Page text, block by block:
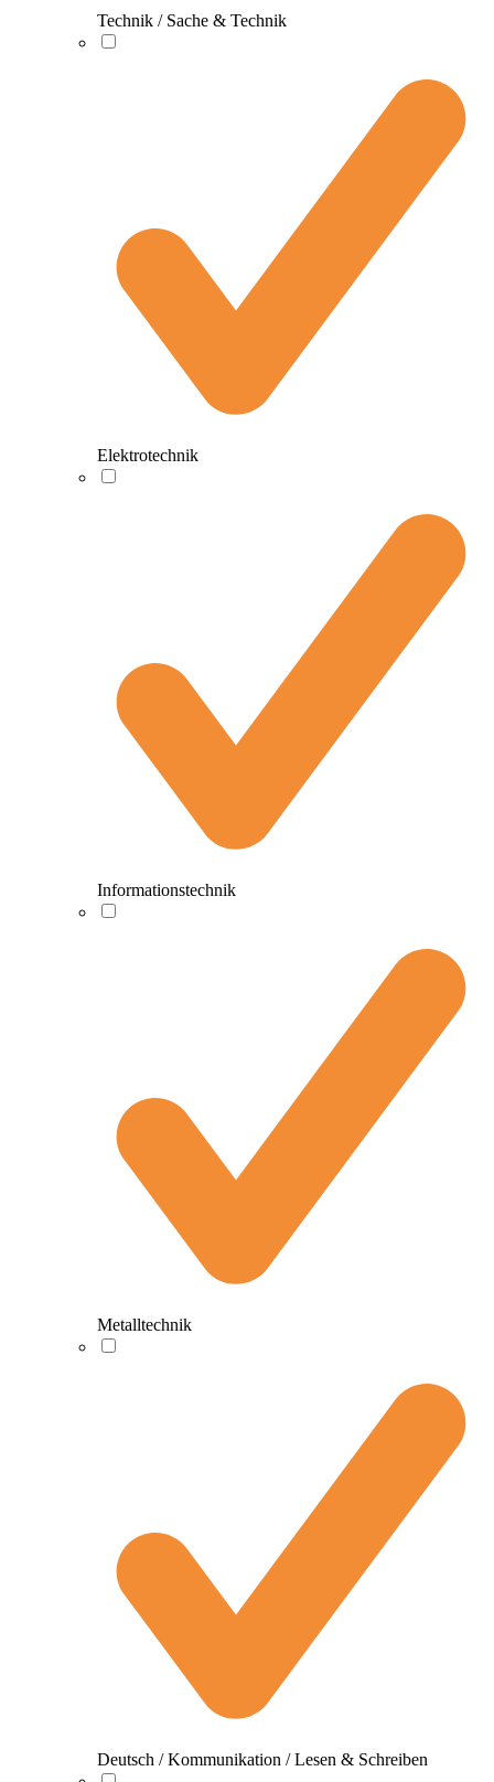
Technik / Sache & Technik
Elektrotechnik
Informationstechnik
Metalltechnik
Deutsch / Kommunikation / Lesen & Schreiben